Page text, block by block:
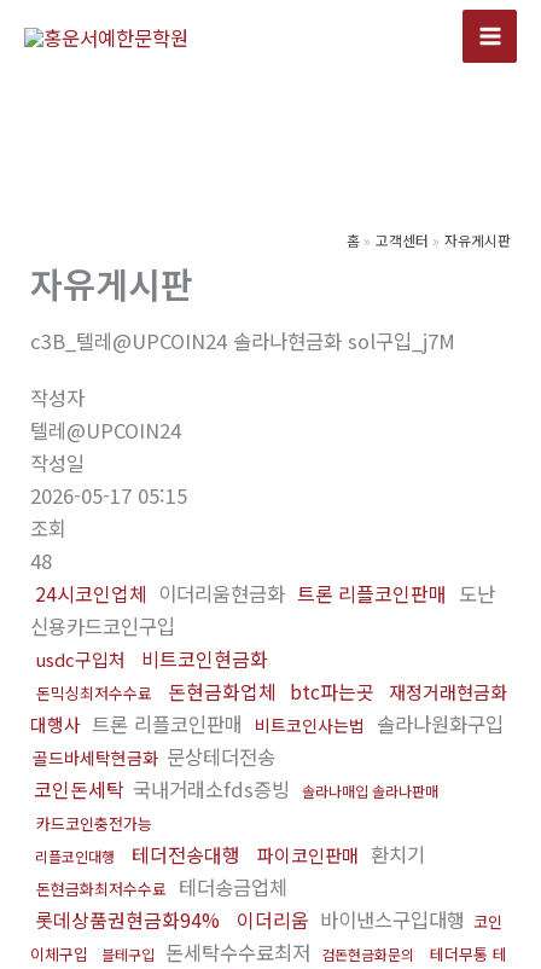
홈 고객센터 자유게시판
자유게시판
c3B_텔레@UPCOIN24 솔라나현금화 sol구입_j7M
작성자
텔레@UPCOIN24
작성일
2026-05-17 05:15
조회
48
24시코인업체 이더리움현금화 트론 리플코인판매 도난
신용카드코인구입
usdc구입처 비트코인현금화
돈믹싱최저수수료 돈현금화업체 btc파는곳
재정거래현금화
대행사 트론 리플코인판매 비트코인사는법 솔라나원화구입
골드바세탁현금화 문상테더전송
코인돈세탁 국내거래소fds증빙 솔라나매입 솔라나판매
카드코인충전가능
리플코인대행 테더전송대행 파이코인판매 환치기
돈현금화최저수수료
테더송금업체
롯데상품권현금화94%
이더리움 바이낸스구입대행 코인
이체구입
블테구입 돈세탁수수료최저 검돈현금화문의
테더무통 테